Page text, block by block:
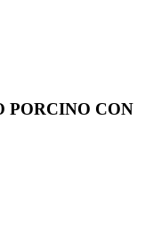
PORCINO CON